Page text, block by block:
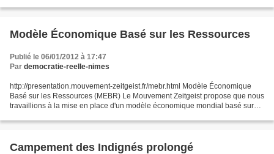
Modèle Économique Basé sur les Ressources
Publié le 06/01/2012 à 17:47
Par democratie-reelle-nimes
http://presentation.mouvement-zeitgeist.fr/mebr.html Modèle Économique
Basé sur les Ressources (MEBR) Le Mouvement Zeitgeist propose que nous
travaillions à la mise en place d'un modèle économique mondial basé sur
Campement des Indignés prolongé